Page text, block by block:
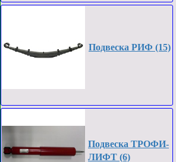
Подвеска РИФ (15)
Подвеска ТРОФИ-
ЛИФТ (6)